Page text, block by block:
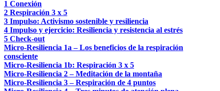
1 Conexión
2 Respiración 3 x 5
3 Impulso: Activismo sostenible y resiliencia
4 Impulso y ejercicio: Resiliencia y resistencia al estrés
5 Check-out
Micro-Resiliencia 1a – Los beneficios de la respiración
consciente
Micro-Resiliencia 1b: Respiración 3 x 5
Micro-Resiliencia 2 – Meditación de la montaña
Micro-Resiliencia 3 – Respiración de 4 puntos